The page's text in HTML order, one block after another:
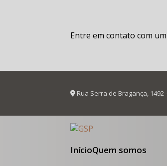
Entre em contato com
Rua Serra de Bragança, 1492
Início Quem somos